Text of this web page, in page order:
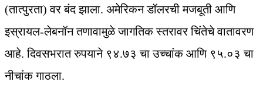
(तात्पुरता) वर बंद झाला. अमेरिकन डॉलरची मजबूती आणि
इस्रायल-लेबनॉन तणावामुळे जागतिक स्तरावर चिंतेचे वातावरण
आहे. दिवसभरात रुपयाने ९४.७३ चा उच्चांक आणि ९५.०३ चा
नीचांक गाठला.